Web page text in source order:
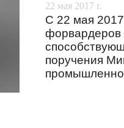
22 мая 2017 г.
С 22 мая
форвардеров
поручения